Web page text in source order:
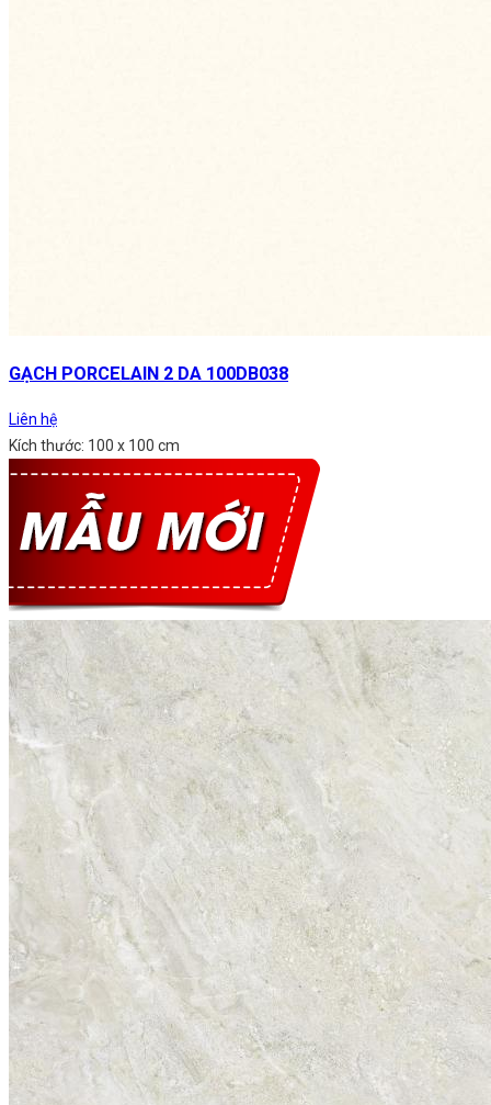
GẠCH PORCELAIN 2 DA 100DB038
Liên hệ
Kích thước: 100 x 100 cm